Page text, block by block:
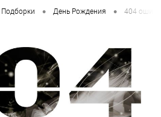
Подборки • День Рождения • 404